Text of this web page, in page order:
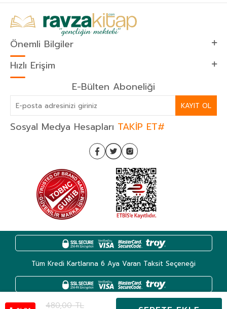
480,00TL
Önemli Bilgiler
Hızlı Erişim
E-Bülten Aboneliği
KAYIT OL
Sosyal Medya Hesapları TAKİP ET#
Tüm Kredi Kartlarına 6 Aya Varan Taksit Seçeneği